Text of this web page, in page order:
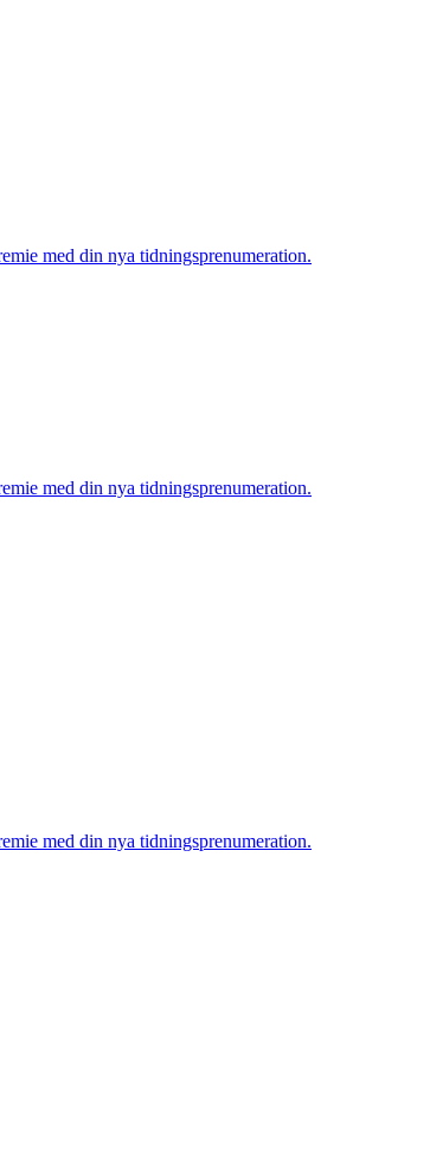
med din nya tidningsprenumeration.
med din nya tidningsprenumeration.
med din nya tidningsprenumeration.